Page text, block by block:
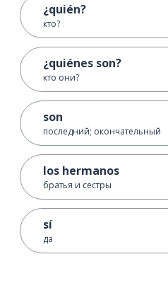
¿quién?
кто?
¿quiénes son?
кто они?
son
последний; окончательный
los hermanos
братья и сестры
sí
да